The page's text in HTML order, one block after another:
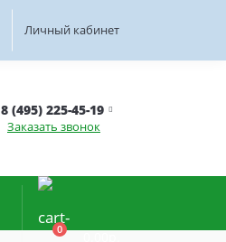
Личный кабинет
8 (495) 225-45-19
Заказать звонок
0